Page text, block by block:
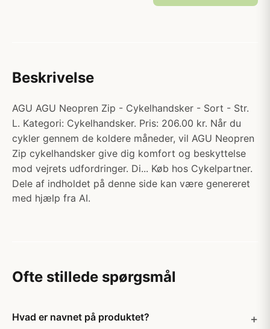
Beskrivelse
AGU AGU Neopren Zip - Cykelhandsker - Sort - Str.
L. Kategori: Cykelhandsker. Pris: 206.00 kr. Når du
cykler gennem de koldere måneder, vil AGU Neopren
Zip cykelhandsker give dig komfort og beskyttelse
mod vejrets udfordringer. Di... Køb hos Cykelpartner.
Dele af indholdet på denne side kan være genereret
med hjælp fra AI.
Ofte stillede spørgsmål
Hvad er navnet på produktet?